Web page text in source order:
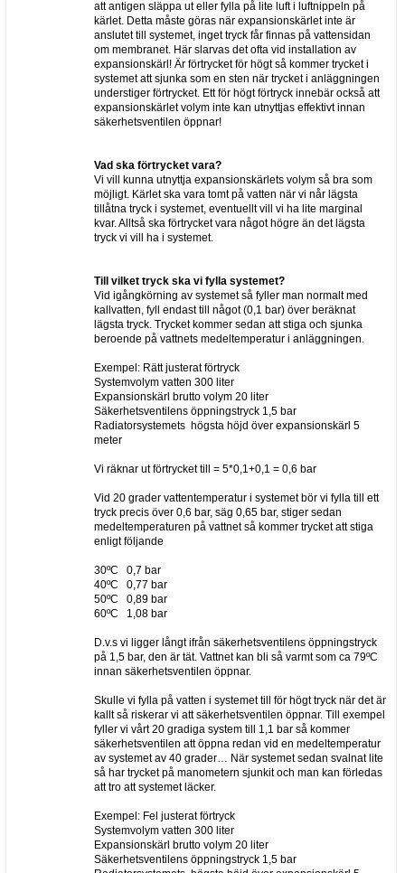
att antigen släppa ut eller fylla på lite luft i luftnippeln på
kärlet. Detta måste göras när expansionskärlet inte är
anslutet till systemet, inget tryck får finnas på vattensidan
om membranet. Här slarvas det ofta vid installation av
expansionskärl! Är förtrycket för högt så kommer trycket i
systemet att sjunka som en sten när trycket i anläggningen
understiger förtrycket. Ett för högt förtryck innebär också att
expansionskärlet volym inte kan utnyttjas effektivt innan
säkerhetsventilen öppnar!
Vad ska förtrycket vara?
Vi vill kunna utnyttja expansionskärlets volym så bra som
möjligt. Kärlet ska vara tomt på vatten när vi når lägsta
tillåtna tryck i systemet, eventuellt vill vi ha lite marginal
kvar. Alltså ska förtrycket vara något högre än det lägsta
tryck vi vill ha i systemet.
Till vilket tryck ska vi fylla systemet?
Vid igångkörning av systemet så fyller man normalt med
kallvatten, fyll endast till något (0,1 bar) över beräknat
lägsta tryck. Trycket kommer sedan att stiga och sjunka
beroende på vattnets medeltemperatur i anläggningen.
Exempel: Rätt justerat förtryck
Systemvolym vatten 300 liter
Expansionskärl brutto volym 20 liter
Säkerhetsventilens öppningstryck 1,5 bar
Radiatorsystemets högsta höjd över expansionskärl 5
meter
Vi räknar ut förtrycket till = 5*0,1+0,1 = 0,6 bar
Vid 20 grader vattentemperatur i systemet bör vi fylla till ett
tryck precis över 0,6 bar, säg 0,65 bar, stiger sedan
medeltemperaturen på vattnet så kommer trycket att stiga
enligt följande
30ºC 0,7 bar
40ºC 0,77 bar
50ºC 0,89 bar
60ºC 1,08 bar
D.v.s vi ligger långt ifrån säkerhetsventilens öppningstryck
på 1,5 bar, den är tät. Vattnet kan bli så varmt som ca 79ºC
innan säkerhetsventilen öppnar.
Skulle vi fylla på vatten i systemet till för högt tryck när det är
kallt så riskerar vi att säkerhetsventilen öppnar. Till exempel
fyller vi vårt 20 gradiga system till 1,1 bar så kommer
säkerhetsventilen att öppna redan vid en medeltemperatur
av systemet av 40 grader… När systemet sedan svalnat lite
så har trycket på manometern sjunkit och man kan förledas
att tro att systemet läcker.
Exempel: Fel justerat förtryck
Systemvolym vatten 300 liter
Expansionskärl brutto volym 20 liter
Säkerhetsventilens öppningstryck 1,5 bar